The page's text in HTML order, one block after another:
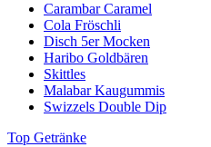
Carambar Caramel
Cola Fröschli
Disch 5er Mocken
Haribo Goldbären
Skittles
Malabar Kaugummis
Swizzels Double Dip
Top Getränke